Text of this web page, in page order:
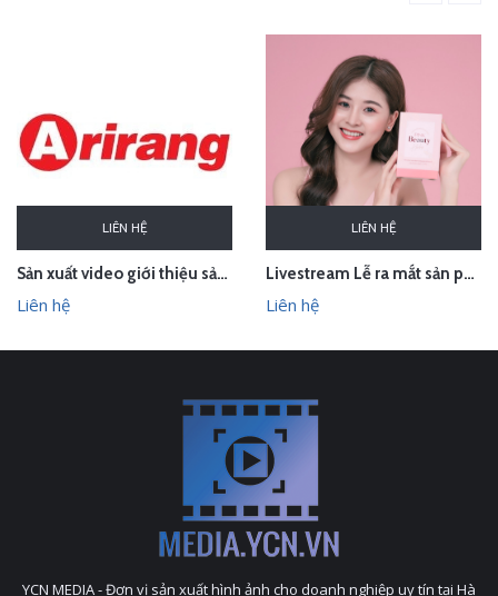
LIÊN HỆ
Sản xuất video giới thiệu sản phẩm Audio Âm thanh Arirang Vietnam
Liên hệ
LIÊN HỆ
Livestream Lễ ra mắt sản phẩm Pink Beauty Herbs
Liên hệ
YCN MEDIA - Đơn vị sản xuất hình ảnh cho doanh nghiệp uy tín tại Hà